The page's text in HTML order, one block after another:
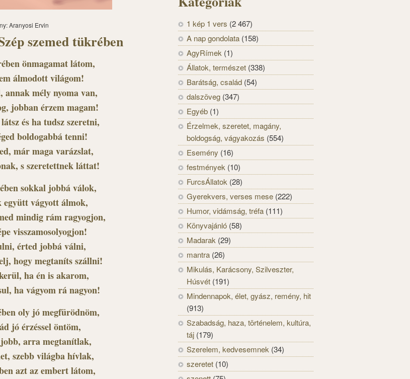
Aranyosi Ervin
szemed tükrében
önmagamat látom,
álmodott világom!
annak mély nyoma van,
jobban érzem magam!
és ha tudsz szeretni,
boldogabbá tenni!
már maga varázslat,
s szeretettnek láttat!
sokkal jobbá válok,
együtt vágyott álmok,
mindig rám ragyogjon,
visszamosolyogjon!
érted jobbá válni,
hogy megtaníts szállni!
ha én is akarom,
ha vágyom rá nagyon!
oly jó megfürödnöm,
jó érzéssel öntöm,
arra megtanítlak,
szebb világba hívlak,
azt az embert látom,
1 kép 1 vers (2 467)
A nap gondolata (158)
AgyRímek (1)
Állatok, természet (338)
Barátság, család (54)
dalszöveg (347)
Egyéb (1)
Érzelmek, szeretet, magány,
boldogság, vágyakozás (554)
Esemény (16)
festmények (10)
FurcsÁllatok (28)
Gyerekvers, verses mese (222)
Humor, vidámság, tréfa (111)
Könyvajánló (58)
Madarak (29)
mantra (26)
Mikulás, Karácsony, Szilveszter,
Húsvét (191)
Mindennapok, élet, gyász, remény, hit
(913)
Szabadság, haza, történelem, kultúra,
táj (179)
Szerelem, kedvesemnek (34)
szeretet (10)